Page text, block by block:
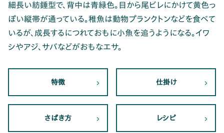
細長い紡錘型で、背中は青緑色。目から尾ビレにかけて黄色っ
ぽい縦帯が通っている。稚魚は動物プランクトンなどを食べて
いるが、成長するにつれておもに小魚を追うようになる。イワ
シやアジ、サバなどがおもなエサ。
特徴 仕掛け
さばき方 レシピ